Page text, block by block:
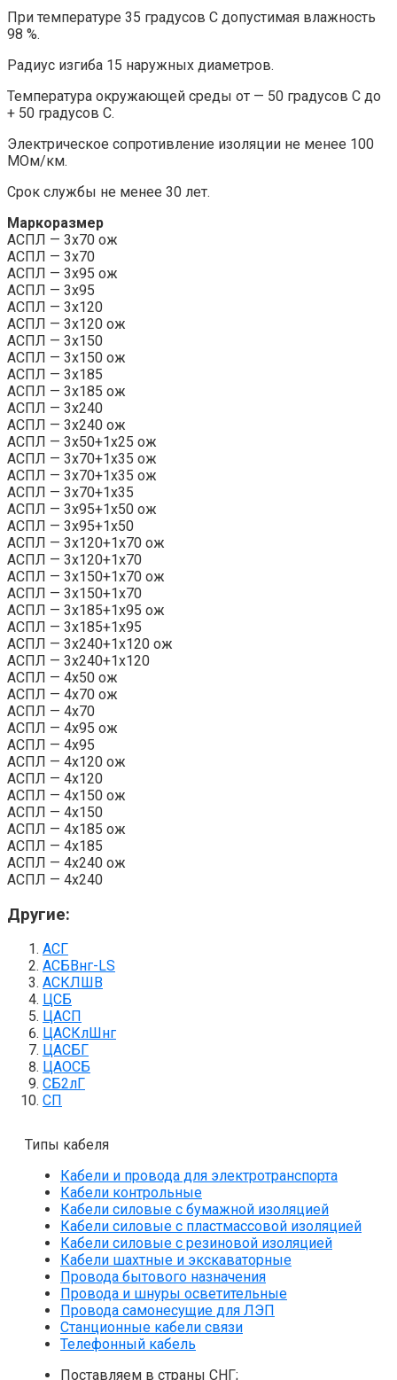
При температуре 35 градусов С допустимая влажность
98 %.
Радиус изгиба 15 наружных диаметров.
Температура окружающей среды от — 50 градусов С до
+ 50 градусов С.
Электрическое сопротивление изоляции не менее 100
МОм/км.
Срок службы не менее 30 лет.
Маркоразмер
АСПЛ — 3х70 ож
АСПЛ — 3х70
АСПЛ — 3х95 ож
АСПЛ — 3х95
АСПЛ — 3х120
АСПЛ — 3х120 ож
АСПЛ — 3х150
АСПЛ — 3х150 ож
АСПЛ — 3х185
АСПЛ — 3х185 ож
АСПЛ — 3х240
АСПЛ — 3х240 ож
АСПЛ — 3х50+1х25 ож
АСПЛ — 3х70+1х35 ож
АСПЛ — 3х70+1х35 ож
АСПЛ — 3х70+1х35
АСПЛ — 3х95+1х50 ож
АСПЛ — 3х95+1х50
АСПЛ — 3х120+1х70 ож
АСПЛ — 3х120+1х70
АСПЛ — 3х150+1х70 ож
АСПЛ — 3х150+1х70
АСПЛ — 3х185+1х95 ож
АСПЛ — 3х185+1х95
АСПЛ — 3х240+1х120 ож
АСПЛ — 3х240+1х120
АСПЛ — 4х50 ож
АСПЛ — 4х70 ож
АСПЛ — 4х70
АСПЛ — 4х95 ож
АСПЛ — 4х95
АСПЛ — 4х120 ож
АСПЛ — 4х120
АСПЛ — 4х150 ож
АСПЛ — 4х150
АСПЛ — 4х185 ож
АСПЛ — 4х185
АСПЛ — 4х240 ож
АСПЛ — 4х240
Другие:
АСГ
АСБВнг-LS
АСКЛШВ
ЦСБ
ЦАСП
ЦАСКлШнг
ЦАСБГ
ЦАОСБ
СБ2лГ
СП
Типы кабеля
Кабели и провода для электротранспорта
Кабели контрольные
Кабели силовые с бумажной изоляцией
Кабели силовые с пластмассовой изоляцией
Кабели силовые с резиновой изоляцией
Кабели шахтные и экскаваторные
Провода бытового назначения
Провода и шнуры осветительные
Провода самонесущие для ЛЭП
Станционные кабели связи
Телефонный кабель
Поставляем в страны СНГ;